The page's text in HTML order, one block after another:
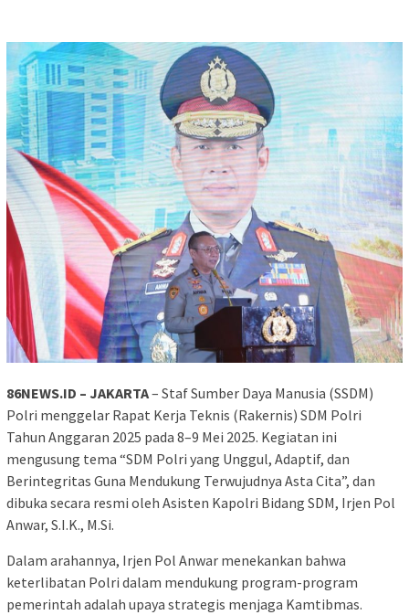
86NEWS.ID – JAKARTA– Staf Sumber Daya Manusia (SSDM)
Polri menggelar Rapat Kerja Teknis (Rakernis) SDM Polri
Tahun Anggaran 2025 pada 8–9 Mei 2025. Kegiatan ini
mengusung tema “SDM Polri yang Unggul, Adaptif, dan
Berintegritas Guna Mendukung Terwujudnya Asta Cita”, dan
dibuka secara resmi oleh Asisten Kapolri Bidang SDM, Irjen Pol
Anwar, S.I.K., M.Si.
Dalam arahannya, Irjen Pol Anwar menekankan bahwa
keterlibatan Polri dalam mendukung program-program
pemerintah adalah upaya strategis menjaga Kamtibmas.